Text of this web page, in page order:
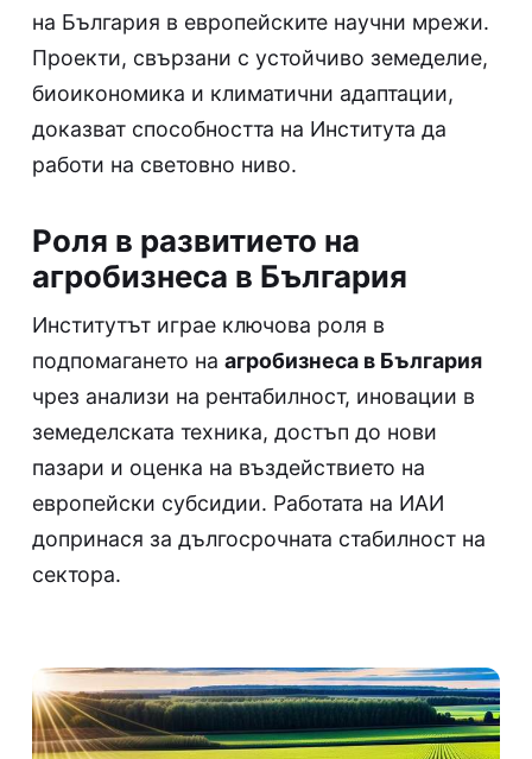
на България в европейските научни мрежи.
Проекти, свързани с устойчиво земеделие,
биоикономика и климатични адаптации,
доказват способността на Института да
работи на световно ниво.
Роля в развитието на
агробизнеса в България
Институтът играе ключова роля в
подпомагането на агробизнеса в България
чрез анализи на рентабилност, иновации в
земеделската техника, достъп до нови
пазари и оценка на въздействието на
европейски субсидии. Работата на ИАИ
допринася за дългосрочната стабилност на
сектора.